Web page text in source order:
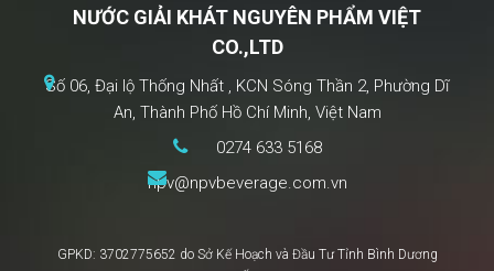
NƯỚC GIẢI KHÁT NGUYÊN PHẨM VIỆT
CO.,LTD
Số 06, Đại lộ Thống Nhất , KCN Sóng Thần 2, Phường Dĩ
An, Thành Phố Hồ Chí Minh, Việt Nam
0274 633 5168
npv@npvbeverage.com.vn
GPKD: 3702775652 do Sở Kế Hoạch và Đầu Tư Tỉnh Bình Dương